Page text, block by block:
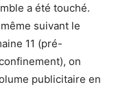
a été touché.
suivant le
11 (pré-
on
publicitaire en